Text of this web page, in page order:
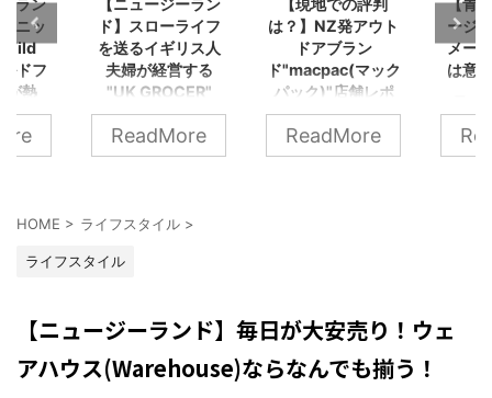
ラン
イフ
ス人
する
ドの
、
店。
ニ
る
経
お
【現地での評判
は？】NZ発アウト
ドアブラン
ド"macpac(マック
パック)"店舗レポ
ート！
近年日本でも人
ウトドアブラン
クパック)" THE
どでセレクトさ
れており、アウ
トドア好きなら
ReadMore
【青？緑？】ニュ
ージーランドのイ
メージカラー！実
は意外なあの色！
ニュージーラン
ドのイメージカ
ラーは？と聞か
ージする人が多
いはず。 しか
ReadMore
【ニ
ド】
産が
ーク
旅の
つ、
なら
HOME > ライフスタイル >
ライフスタイル
【ニュージーランド】毎日が大安売り！ウェ
アハウス(Warehouse)ならなんでも揃う！